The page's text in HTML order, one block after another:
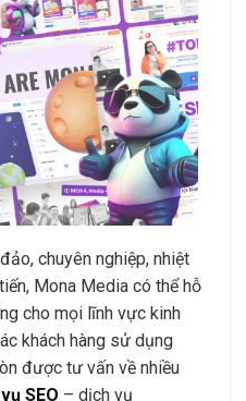
chuyên nghiệp, nhiệt
Mona Media có thể hỗ
cho mọi lĩnh vực kinh
khách hàng sử dụng
được tư vấn về nhiều
SEO – dịch vụ